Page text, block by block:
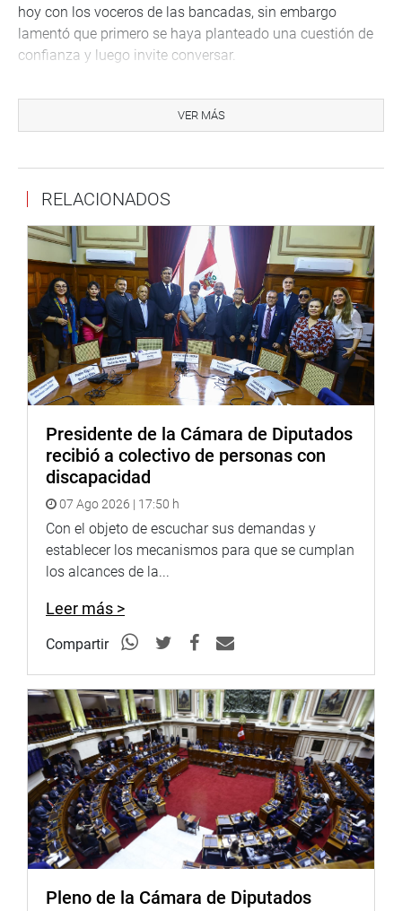
hoy con los voceros de las bancadas, sin embargo
lamentó que primero se haya planteado una cuestión de
confianza y luego invite conversar.
no haber puntos de concordancia por supuesto que
plantee la cuestión de confianza en el marco
sino de converger y encontrar consensos a favor del país”,
Posteriormente, Letona informó que mañana martes a
partir de las 11 de la mañana se reunirá el pleno del
Congreso para iniciar el debate de los dictámenes
referidos a la Reforma del Consejo Nacional de la
Magistratura y a la bicameralidad
“De oficio, el presidente del Congreso, Daniel Salaverry
Villa, está invitando al Presidente del Consejo de
argumentos por los cuales plantea la cuestión de
confianza, en ánimos de corregir los errores que se han
evidenciado y poder escuchar los argumentos del Poder
Ejecutivo”, remarcó la legisladora.
A su turno, el congresista Mauricio Mulder, de la Célula
Parlamentaria Aprista, recordó que precisamente para
el Congreso se encuentra en sesión permanente.
“Las propuestas no son para votar si o si sino que hay
correspondan de manera que no hay que saltar
demasiado porque el suelo está parejo. El presidente de la
República debe tranquilizarse y no estar pechando al
Congreso creyendo que eso le da réditos porque lo único
que va ocurrir es que se desnaturalice el proceso
constitucional y democrático, él incurra en infracción
constitucional y no queremos que eso pase”, dijo el
legislador.
Por su parte, el congresista Richard Arce Cáceres, en
representación de la bancada Nuevo Perú opinó que en la
VER MÁS
RELACIONADOS
Presidente de la Cámara de Diputados
recibió a colectivo de personas con
discapacidad
07 Ago 2026 | 17:50 h
Con el objeto de escuchar sus demandas y
establecer los mecanismos para que se cumplan
los alcances de la...
Leer más >
Compartir
Pleno de la Cámara de Diputados